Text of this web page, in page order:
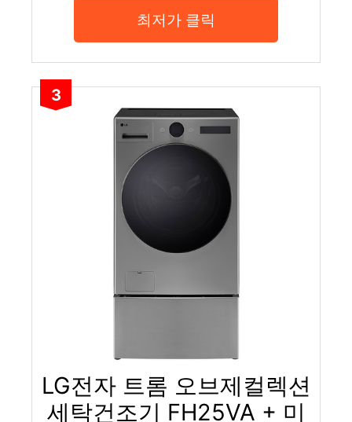
최저가 클릭
3
LG전자 트롬 오브제컬렉션
세탁건조기 FH25VA + 미